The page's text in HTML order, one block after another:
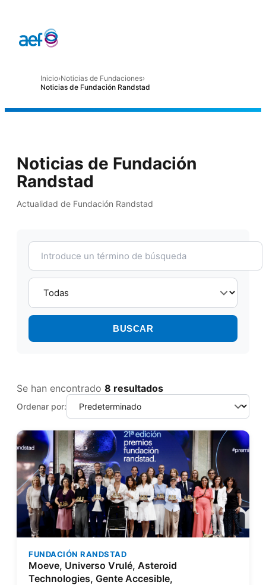
Inicio›Noticias de Fundaciones›
Noticias de Fundación Randstad
Noticias de Fundación
Randstad
Actualidad de Fundación Randstad
BUSCAR
Se han encontrado 8 resultados
Ordenar por:
FUNDACIÓN RANDSTAD
Moeve, Universo Vrulé, Asteroid
Technologies, Gente Accesible,